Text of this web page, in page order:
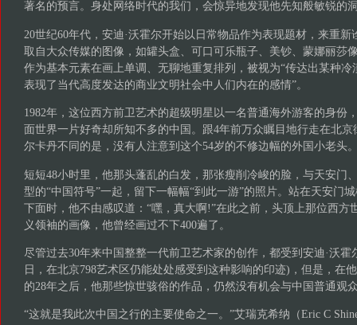
著名的预言。身处网络时代的我们，会惊异地发现他先知般敏锐的
20世纪60年代，安迪·沃霍尔开始以日常物品作为表现题材，来重
取自大众传媒的图像，如罐头盒、可口可乐瓶子、美钞、蒙娜丽莎
作为基本元素在画上单调、无聊地重复排列，被视为“传达出某种
表现了当代高度发达的商业文明社会中人们内在的感情”。
1982年，这位西方前卫艺术的超级明星以一名普通海外游客的身份
面世界一片好奇却所知不多的中国。跟4年前万众瞩目地行走在北
尔卡丹不同的是，没有人注意到这个54岁的不修边幅的外国小老头
短短48小时里，他那头蓬乱的白发，那张瘦削冷峻的脸，与天安门
型的“中国符号”一起，留下一幅幅“到此一游”的照片。站在天安门
下面时，他不由感叹道：“嘿，真大啊!”在此之前，头顶上那位西方
义领袖的画像，他曾经画过不下400遍了。
尽管过去30年来中国整整一代前卫艺术家的创作，都受到安迪·沃
日，在北京798艺术区仍能处处感受到这种影响的印迹)，但是，在
的28年之后，他那些惊世骇俗的作品，仍然没有机会与中国普通观
“这就是我此次中国之行的主要使命之一。”艾瑞克希纳（Eric C